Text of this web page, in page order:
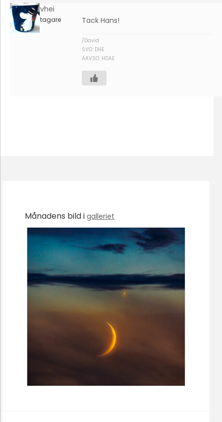
davhei
Deltagare Tack Hans!
/David
SVO: DHE
AAVSO: HDAE
Månadens bild i galleriet